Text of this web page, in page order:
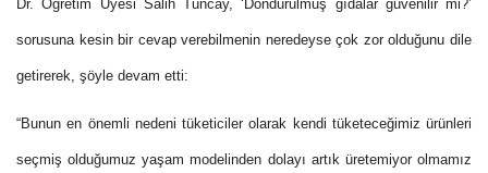
Dr. Öğretim Üyesi Salih Tuncay, ‘Dondurulmuş gıdalar güvenilir mi?’
sorusuna kesin bir cevap verebilmenin neredeyse çok zor olduğunu dile
getirerek, şöyle devam etti:
“Bunun en önemli nedeni tüketiciler olarak kendi tüketeceğimiz ürünleri
seçmiş olduğumuz yaşam modelinden dolayı artık üretemiyor olmamız